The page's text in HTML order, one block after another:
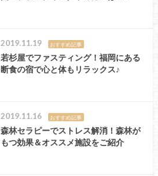
2019.11.19 おすすめ記事
若杉屋でファスティング！福岡にある
断食の宿で心と体もリラックス♪
2019.11.16 おすすめ記事
森林セラピーでストレス解消！森林が
もつ効果＆オススメ施設をご紹介